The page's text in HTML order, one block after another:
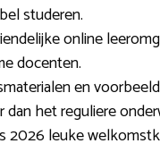
studeren.
online
docenten.
en
het reguliere
2026 leuke